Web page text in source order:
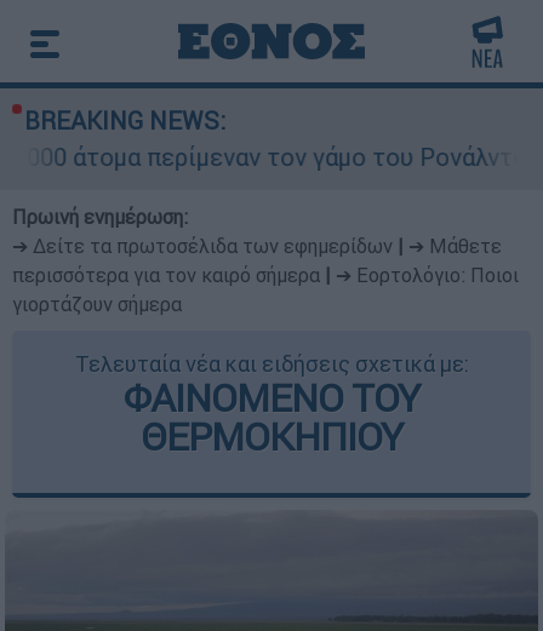
BREAKING NEWS:
τον γάμο του Ρονάλντο στη Μαδέρα
Πρωινή ενημέρωση:
➔ Δείτε τα πρωτοσέλιδα των εφημερίδων
➔ Μάθετε
περισσότερα για τον καιρό σήμερα
➔ Εορτολόγιο: Ποιοι
γιορτάζουν σήμερα
Τελευταία νέα και ειδήσεις σχετικά με:
ΦΑΙΝΟΜΕΝΟ ΤΟΥ
ΘΕΡΜΟΚΗΠΙΟΥ